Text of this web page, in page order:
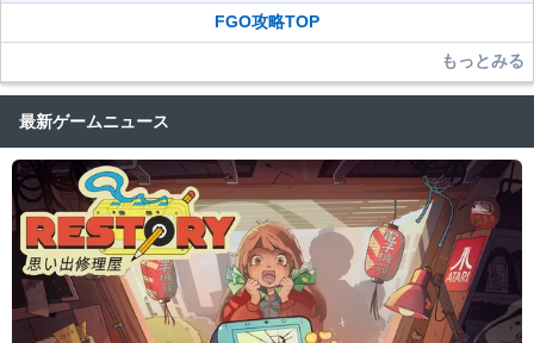
FGO攻略TOP
もっとみる
最新ゲームニュース